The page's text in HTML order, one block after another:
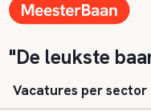
"De leukste
Vacatures per sector